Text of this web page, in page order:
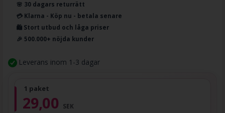
🌸 30 dagars returrätt
💳 Klarna - Köp nu - betala senare
🛍️ Stort utbud och låga priser
🎉 500.000+ nöjda kunder
Leverans inom 1-3 dagar
1 paket
29,00 SEK